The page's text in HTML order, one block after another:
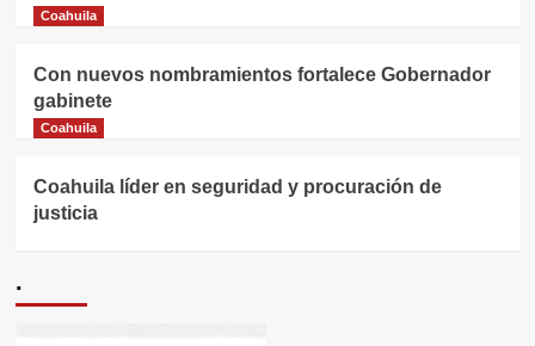
Coahuila
Con nuevos nombramientos fortalece Gobernador
gabinete
Coahuila
Coahuila líder en seguridad y procuración de
justicia
.